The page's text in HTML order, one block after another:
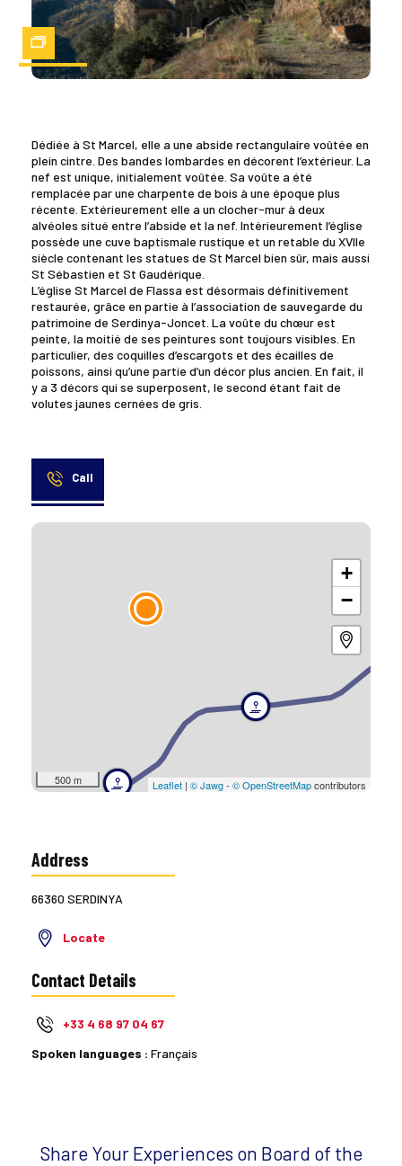
Zoom
Dédiée à St Marcel, elle a une abside rectangulaire voûtée en
plein cintre. Des bandes lombardes en décorent l’extérieur. La
nef est unique, initialement voûtée. Sa voûte a été
remplacée par une charpente de bois à une époque plus
récente. Extérieurement elle a un clocher-mur à deux
alvéoles situé entre l’abside et la nef. Intérieurement l’église
possède une cuve baptismale rustique et un retable du XVIIe
siècle contenant les statues de St Marcel bien sûr, mais aussi
St Sébastien et St Gaudérique.
L’église St Marcel de Flassa est désormais définitivement
restaurée, grâce en partie à l’association de sauvegarde du
patrimoine de Serdinya-Joncet. La voûte du chœur est
peinte, la moitié de ses peintures sont toujours visibles. En
particulier, des coquilles d’escargots et des écailles de
poissons, ainsi qu’une partie d’un décor plus ancien. En fait, il
y a 3 décors qui se superposent, le second étant fait de
volutes jaunes cernées de gris.
Call
+
−
500 m Leaflet | © Jawg- © OpenStreetMapcontributors
Address
66360 SERDINYA
Locate
Contact Details
+33 4 68 97 04 67
Spoken languages : Français
Share Your Experiences on Board of the